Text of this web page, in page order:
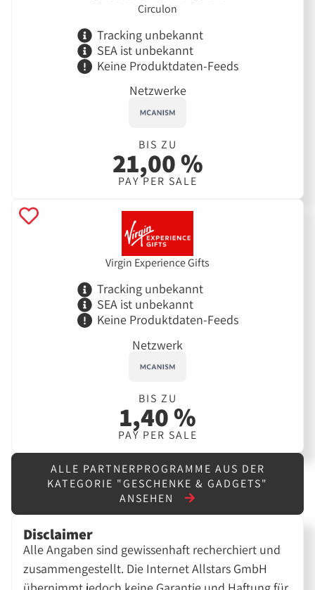
Circulon
Tracking unbekannt
SEA ist unbekannt
Keine Produktdaten-Feeds
Netzwerke
BIS ZU
21,00 %
PAY PER SALE
Virgin Experience Gifts
Tracking unbekannt
SEA ist unbekannt
Keine Produktdaten-Feeds
Netzwerk
BIS ZU
1,40 %
PAY PER SALE
ALLE PARTNERPROGRAMME AUS DER
KATEGORIE "GESCHENKE & GADGETS"
ANSEHEN
Disclaimer
Alle Angaben sind gewissenhaft recherchiert und
zusammengestellt. Die Internet Allstars GmbH